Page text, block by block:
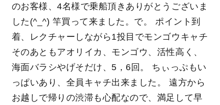
のお客様、4名様で乗船頂きありがとうございま
した(^_^) 竿買って来ました。で。 ポイント到
着、レクチャーしながら1投目でモンゴウキャチ
そのあともアオリイカ、モンゴウ、活性高く、
海面バラシやげそだけ、5，6回。 ちぃっぷもい
っぱいあり、全員キャチ出来ました。 遠方から
お越しで帰りの渋滞も心配なので、満足して早